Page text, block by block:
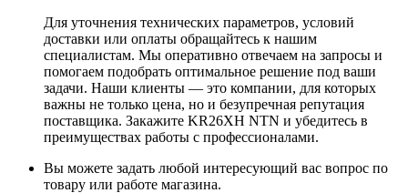
Для уточнения технических параметров, условий
доставки или оплаты обращайтесь к нашим
специалистам. Мы оперативно отвечаем на запросы и
помогаем подобрать оптимальное решение под ваши
задачи. Наши клиенты — это компании, для которых
важны не только цена, но и безупречная репутация
поставщика. Закажите KR26XH NTN и убедитесь в
преимуществах работы с профессионалами.
Вы можете задать любой интересующий вас вопрос по
товару или работе магазина.